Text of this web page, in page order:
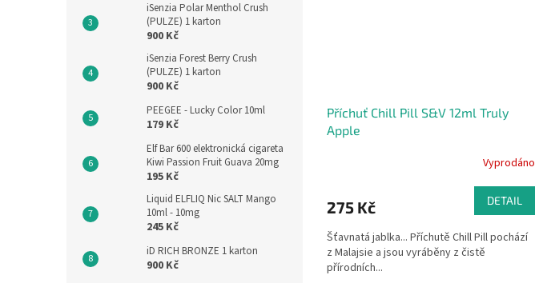
iSenzia Polar Menthol Crush
(PULZE) 1 karton
900 Kč
iSenzia Forest Berry Crush
(PULZE) 1 karton
900 Kč
PEEGEE - Lucky Color 10ml
179 Kč
Elf Bar 600 elektronická cigareta
Kiwi Passion Fruit Guava 20mg
195 Kč
Liquid ELFLIQ Nic SALT Mango
10ml - 10mg
245 Kč
iD RICH BRONZE 1 karton
900 Kč
Příchuť Chill Pill S&V 12ml Truly
Apple
Vyprodáno
275 Kč DETAIL
Šťavnatá jablka... Příchutě Chill Pill pochází
z Malajsie a jsou vyráběny z čistě
přírodních...